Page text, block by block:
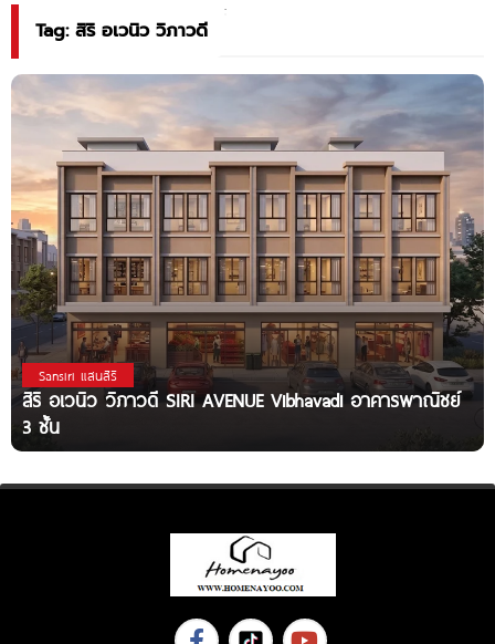
Tag: สิริ อเวนิว วิภาวดี
Sansiri แสนสิริ
สิริ อเวนิว วิภาวดี SIRI AVENUE Vibhavadi อาคารพาณิชย์
3 ชั้น